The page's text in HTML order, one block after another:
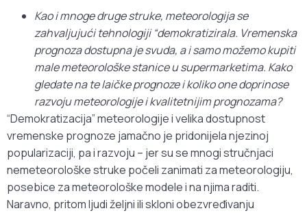
Kao i mnoge druge struke, meteorologija se
zahvaljujući tehnologiji “demokratizirala. Vremenska
prognoza dostupna je svuda, a i samo možemo kupiti
male meteorološke stanice u supermarketima. Kako
gledate na te laičke prognoze i koliko one doprinose
razvoju meteorologije i kvalitetnijim prognozama?
“Demokratizacija” meteorologije i velika dostupnost
vremenske prognoze jamačno je pridonijela njezinoj
popularizaciji, pa i razvoju – jer su se mnogi stručnjaci
nemeteorološke struke počeli zanimati za meteorologiju,
posebice za meteorološke modele i na njima raditi.
Naravno, pritom ljudi željni ili skloni obezvređivanju